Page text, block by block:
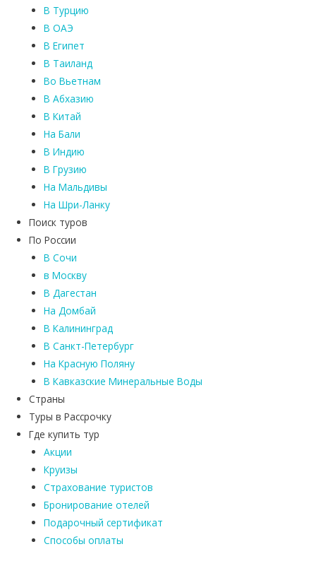
В Турцию
В ОАЭ
В Египет
В Таиланд
Во Вьетнам
В Абхазию
В Китай
На Бали
В Индию
В Грузию
На Мальдивы
На Шри-Ланку
Поиск туров
По России
В Сочи
в Москву
В Дагестан
На Домбай
В Калининград
В Санкт-Петербург
На Красную Поляну
В Кавказские Минеральные Воды
Страны
Туры в Рассрочку
Где купить тур
Акции
Круизы
Страхование туристов
Бронирование отелей
Подарочный сертификат
Способы оплаты